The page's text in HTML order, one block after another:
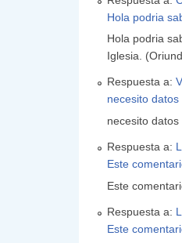
Hola podria
Hola podria
Iglesia.
Respuesta a:
necesito
necesito
Respuesta a:
Este
Este
Respuesta a:
Este